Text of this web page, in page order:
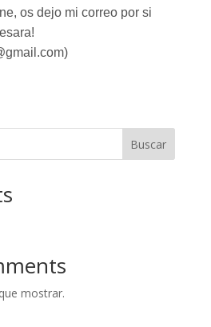
os dejo mi correo por si
Buscar
mostrar.